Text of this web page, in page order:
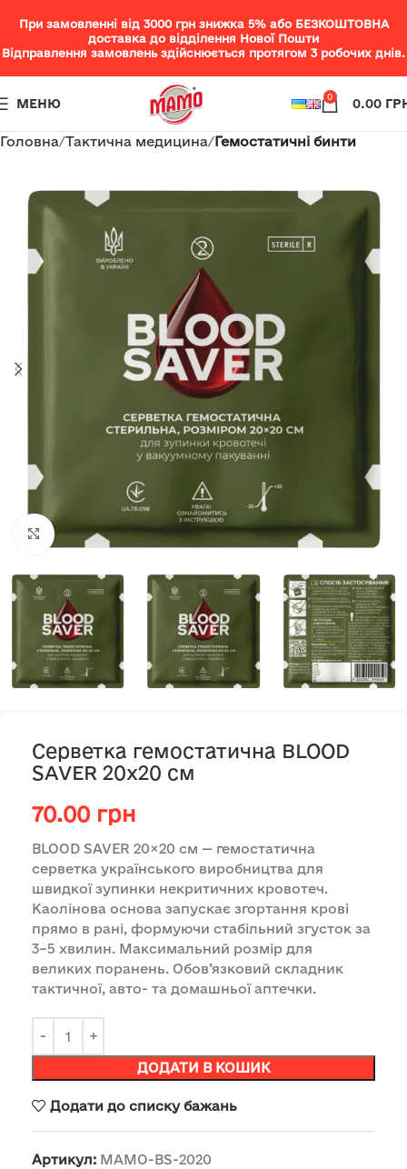
При замовленні від 3000 грн знижка 5% або БЕЗКОШТОВНА
доставка до відділення Нової Пошти
Відправлення замовлень здійснюється протягом 3 робочих днів.
МЕНЮ 0 0.00
Головна Тактична медицина Гемостатичні бинти
Клацніть, щоб збільшити
Серветка гемостатична BLOOD
SAVER 20х20 см
70.00 грн
BLOOD SAVER 20×20 см — гемостатична
серветка українського виробництва для
швидкої зупинки некритичних кровотеч.
Каолінова основа запускає згортання крові
прямо в рані, формуючи стабільний згусток за
3–5 хвилин. Максимальний розмір для
великих поранень. Обов’язковий складник
тактичної, авто- та домашньої аптечки.
ДОДАТИ В КОШИК
Додати до списку бажань
Артикул: MAMO-BS-2020